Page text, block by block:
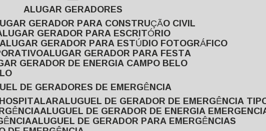
ALUGAR GERADORES
GERADOR PARA CONSTRUÇÃO CIVIL
ALUGAR GERADOR PARA ESCRITÓRIO
ALUGAR GERADOR PARA ESTÚDIO FOTOGRÁFICO
ALUGAR GERADOR PARA FESTA
GERADOR DE ENERGIA CAMPO BELO
DE GERADORES DE EMERGÊNCIA
ALUGUEL DE GERADOR DE EMERGÊNCIA
ALUGUEL DE GERADOR DE ENERGIA
ALUGUEL DE GERADOR PARA EMERGÊNCIAS